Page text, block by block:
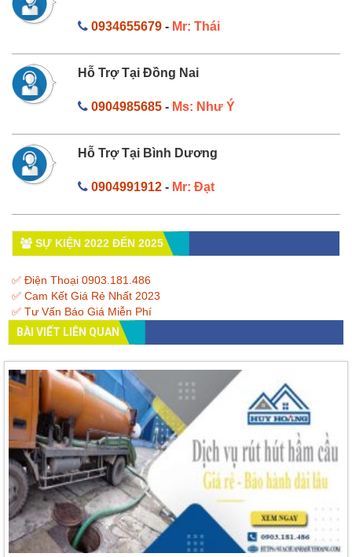
0934655679- Mr: Thái
Hỗ Trợ Tại Đồng Nai
0904985685- Ms: Như Ý
Hỗ Trợ Tại Bình Dương
0904991912- Mr: Đạt
SỰ KIỆN 2022 ĐẾN 2025
✅ Điện Thoại 0903.181.486
✅ Cam Kết Giá Rẻ Nhất 2023
✅ Tư Vấn Báo Giá Miễn Phí
BÀI VIẾT LIÊN QUAN